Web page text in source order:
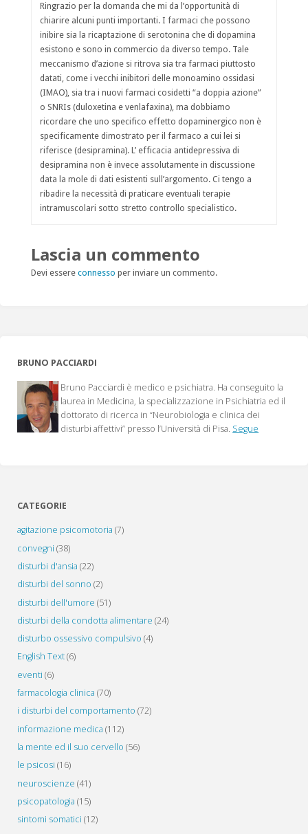
Ringrazio per la domanda che mi da l’opportunità di
chiarire alcuni punti importanti. I farmaci che possono
inibire sia la ricaptazione di serotonina che di dopamina
esistono e sono in commercio da diverso tempo. Tale
meccanismo d’azione si ritrova sia tra farmaci piuttosto
datati, come i vecchi inibitori delle monoamino ossidasi
(IMAO), sia tra i nuovi farmaci cosidetti “a doppia azione”
o SNRIs (duloxetina e venlafaxina), ma dobbiamo
ricordare che uno specifico effetto dopaminergico non è
specificamente dimostrato per il farmaco a cui lei si
riferisce (desipramina). L’ efficacia antidepressiva di
desipramina non è invece assolutamente in discussione
data la mole di dati esistenti sull’argomento. Ci tengo a
ribadire la necessità di praticare eventuali terapie
intramuscolari sotto stretto controllo specialistico.
Lascia un commento
Devi essere connesso per inviare un commento.
BRUNO PACCIARDI
Bruno Pacciardi è medico e psichiatra. Ha conseguito la
laurea in Medicina, la specializzazione in Psichiatria ed il
dottorato di ricerca in “Neurobiologia e clinica dei
disturbi affettivi” presso l’Università di Pisa. Segue
CATEGORIE
agitazione psicomotoria (7)
convegni (38)
disturbi d'ansia (22)
disturbi del sonno (2)
disturbi dell'umore (51)
disturbi della condotta alimentare (24)
disturbo ossessivo compulsivo (4)
English Text(6)
eventi (6)
farmacologia clinica (70)
i disturbi del comportamento (72)
informazione medica (112)
la mente ed il suo cervello (56)
le psicosi (16)
neuroscienze (41)
psicopatologia (15)
sintomi somatici (12)